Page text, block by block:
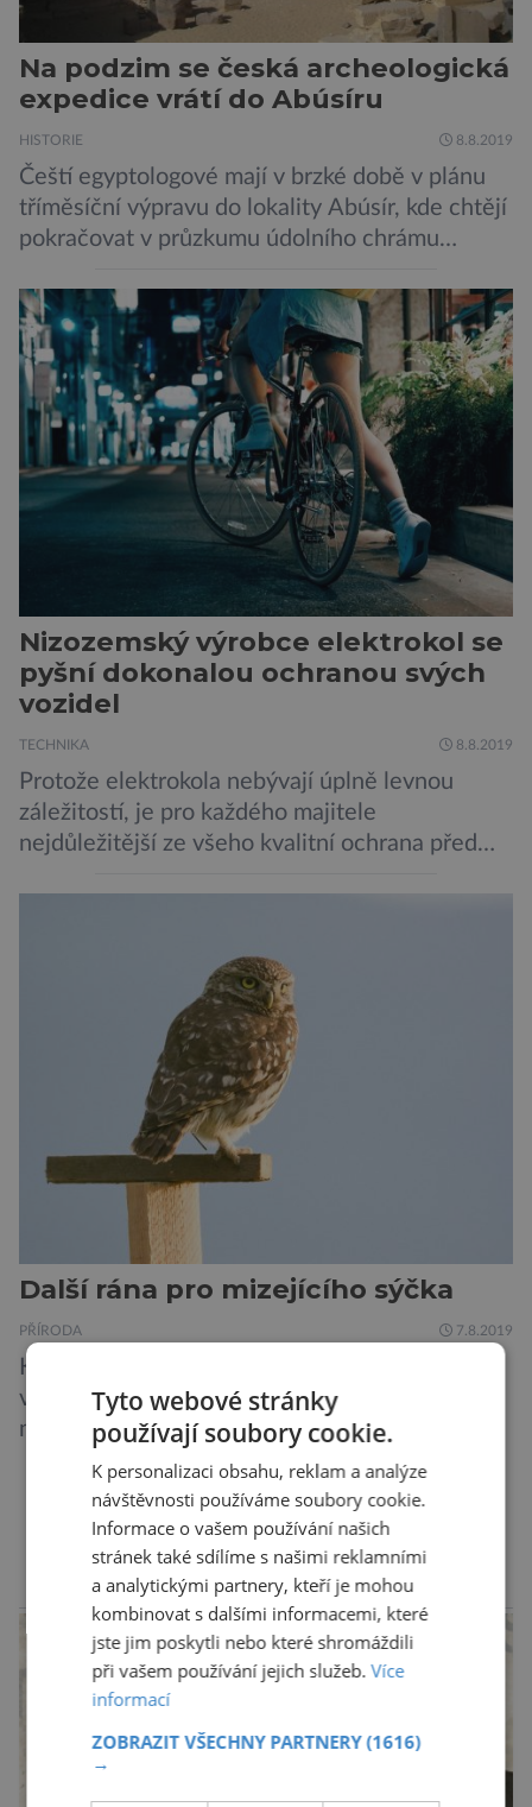
Na podzim se česká archeologická
expedice vrátí do Abúsíru
HISTORIE 8.8.2019
Čeští egyptologové mají v brzké době v plánu
tříměsíční výpravu do lokality Abúsír, kde chtějí
pokračovat v průzkumu údolního chrámu
Ceje. Lucie Jirásková z Českého
egyptologického ústavu FF UK řekla, že je
v plánu také zpracování vykopaných předmětů.
„V průběhu výzkumů není moc času na
zpracování nálezů. Necháváme si na to tedy
měsíc, kdy […]
Nizozemský výrobce elektrokol se
pyšní dokonalou ochranou svých
vozidel
TECHNIKA 8.8.2019
Protože elektrokola nebývají úplně levnou
záležitostí, je pro každého majitele
nejdůležitější ze všeho kvalitní ochrana před
Skutečně nepřehání? Pokud se podrobněji
podíváme na ochranu jejich elektrokol
Electrified S2 a X2, pak je […]
Další rána pro mizejícího sýčka
PŘÍRODA 7.8.2019
Kriticky ohrožený sýček obecný letos
významně posílil populaci díky velkému
množství hrabošů. Teď pro něj malý hlodavec
může být hrozbou. Zemědělci dostali povolení
trávit hraboše plošně rozhozeným jedem. Od 5.
srpna jim to umožňuje rozhodnutí Ústředního
kontrolního a zkušebního ústavu zemědělského
(ÚKZÚZ) podřízeného ministerstvu
zemědělství. Ornitologové varují, že v ohrožení
je mnoho živočichů a především […]
DALŠÍ ČLÁNKY ›
reklama
Tyto webové stránky
používají soubory cookie.
K personalizaci obsahu, reklam a analýze
návštěvnosti používáme soubory cookie.
Informace o vašem používání našich
stránek také sdílíme s našimi reklamními
a analytickými partnery, kteří je mohou
kombinovat s dalšími informacemi, které
jste jim poskytli nebo které shromáždili
při vašem používání jejich služeb.Více
informací
ZOBRAZIT VŠECHNY PARTNERY(1616)
→